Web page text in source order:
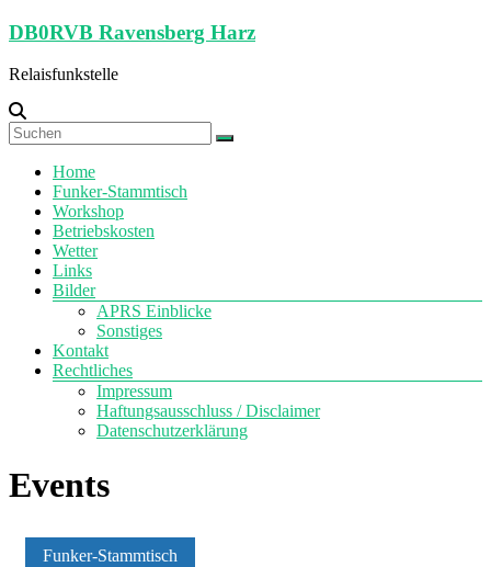
Zum
springen
DB0RVB Ravensberg Harz
Relaisfunkstelle
Menü
Home
Funker-Stammtisch
Workshop
Betriebskosten
Wetter
Links
Bilder
APRS Einblicke
Sonstiges
Kontakt
Rechtliches
Impressum
Haftungsausschluss / Disclaimer
Datenschutzerklärung
Events
Funker-Stammtisch